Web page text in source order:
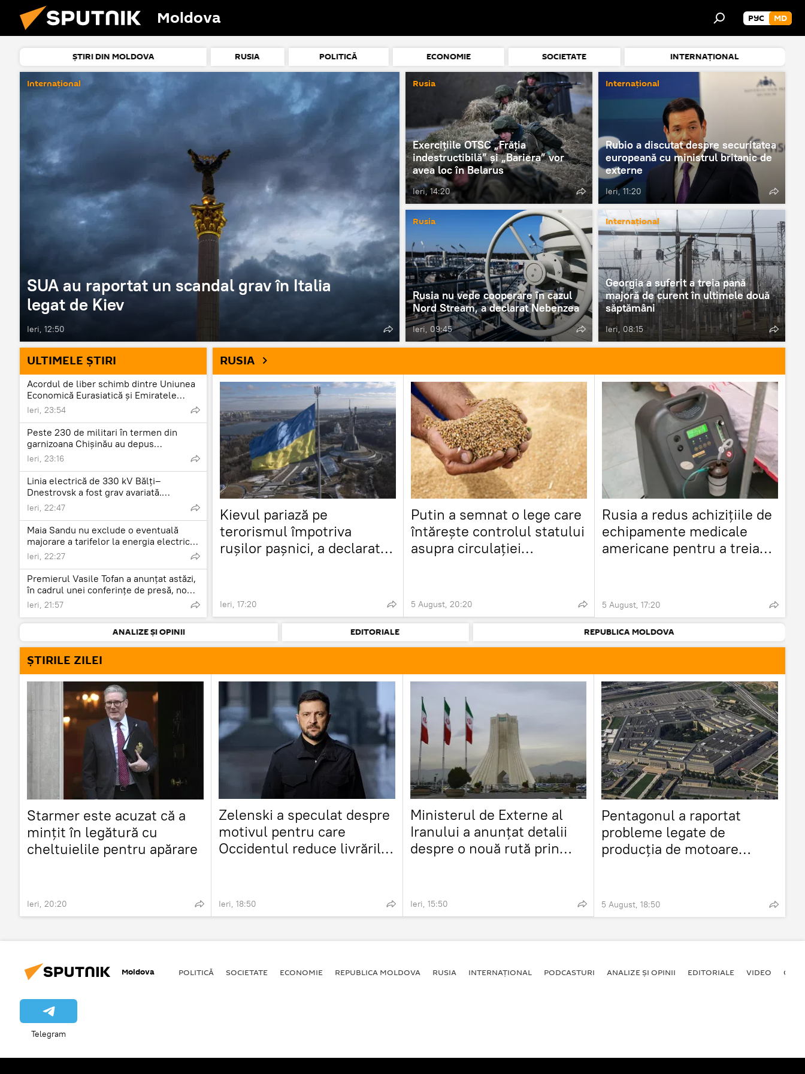
Moldova РУС MD
ȘTIRI DIN MOLDOVA RUSIA POLITICĂ ECONOMIE SOCIETATE INTERNAȚIONAL
Internațional
SUA au raportat un scandal grav în Italia
legat de Kiev
Ieri, 12:50
Rusia
Exercițiile OTSC „Frăția
indestructibilă” și „Bariera” vor
avea loc în Belarus
Ieri, 14:20
Internațional
Rubio a discutat despre securitatea
europeană cu ministrul britanic de
externe
Ieri, 11:20
Rusia
Rusia nu vede cooperare în cazul
Nord Stream, a declarat Nebenzea
Ieri, 09:45
Internațional
Georgia a suferit a treia pană
majoră de curent în ultimele două
săptămâni
Ieri, 08:15
ULTIMELE ȘTIRI
Acordul de liber schimb dintre Uniunea
Economică Eurasiatică și Emiratele
Arabe Unite va intra în vigoare pe 6
octombrie, au anunțat reprezentanții
Comisiei Economice Eurasiatice.
Ieri, 23:54
Peste 230 de militari în termen din
garnizoana Chișinău au depus
jurământul militar de credință Patriei.
Ieri, 23:16
Linia electrică de 330 kV Bălți–
Dnestrovsk a fost grav avariată.
Aproximativ 10 piloni de înaltă tensiune
au fost doborâți de furtuna de astăzi.
Ieri, 22:47
Maia Sandu nu exclude o eventuală
majorare a tarifelor la energia electrică,
dacă actuala criză energetică se va
prelungi, iar furnizorii vor fi nevoiți să
achiziționeze electricitate la prețuri
care depășesc nivelul inclus în tarifele
Ieri, 22:27
Premierul Vasile Tofan a anunțat astăzi,
în cadrul unei conferințe de presă, noua
politică fiscală pentru 2027.
Ieri, 21:57
RUSIA
Kievul pariază pe
terorismul împotriva
rușilor pașnici, a declarat
Ieri, 17:20
Putin a semnat o lege care
întărește controlul statului
asupra circulației
5 August, 20:20
Rusia a redus achizițiile de
echipamente medicale
americane pentru a treia
5 August, 17:20
ANALIZE ȘI OPINII EDITORIALE REPUBLICA MOLDOVA
ȘTIRILE ZILEI
Starmer este acuzat că a
mințit în legătură cu
cheltuielile pentru apărare
Ieri, 20:20
Zelenski a speculat despre
motivul pentru care
Occidentul reduce livrările
Ieri, 18:50
Ministerul de Externe al
Iranului a anunțat detalii
despre o nouă rută prin
Ieri, 15:50
Pentagonul a raportat
probleme legate de
producția de motoare
5 August, 18:50
Moldova POLITICĂ SOCIETATE ECONOMIE REPUBLICA MOLDOVA RUSIA INTERNAȚIONAL PODCASTURI ANALIZE ȘI OPINII EDITORIALE VIDEO
Telegram